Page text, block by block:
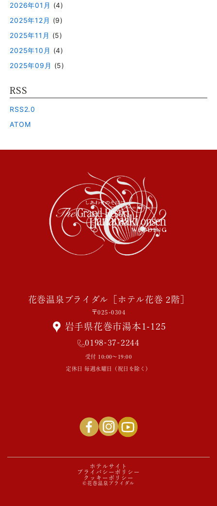
2026年01月 (4)
2025年12月 (9)
2025年11月 (5)
2025年10月 (4)
2025年09月 (5)
RSS
RSS2.0
ATOM
花巻温泉ブライダル［ホテル花巻 2階］
〒025-0304
岩手県花巻市湯本1-125
0198-37-2244
受付 10:00～19:00
定休日 毎週水曜日（祝日を除く）
ホテルサイト
プライバシーポリシー
クッキーポリシー
©花巻温泉ブライダル